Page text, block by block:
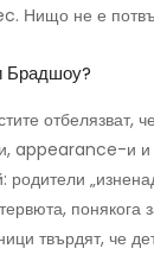
Нищо не е
Брадшоу?
отбелязват,
appearance-и
родители
твърдят, че